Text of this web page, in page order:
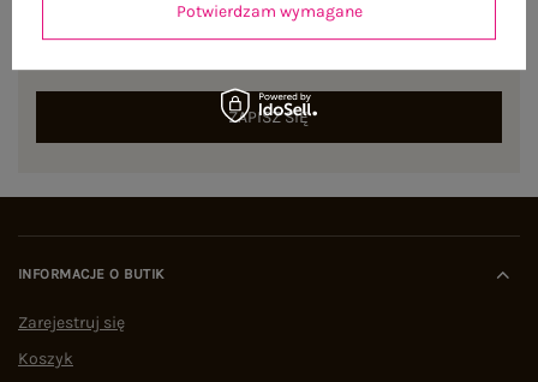
Zapisz się do naszego newslettera i otrzymaj 15% zniżki na
pierwsze zamówienie
ZAPISZ SIĘ
INFORMACJE O BUTIK
Zarejestruj się
Koszyk
Potwierdzam wymagane